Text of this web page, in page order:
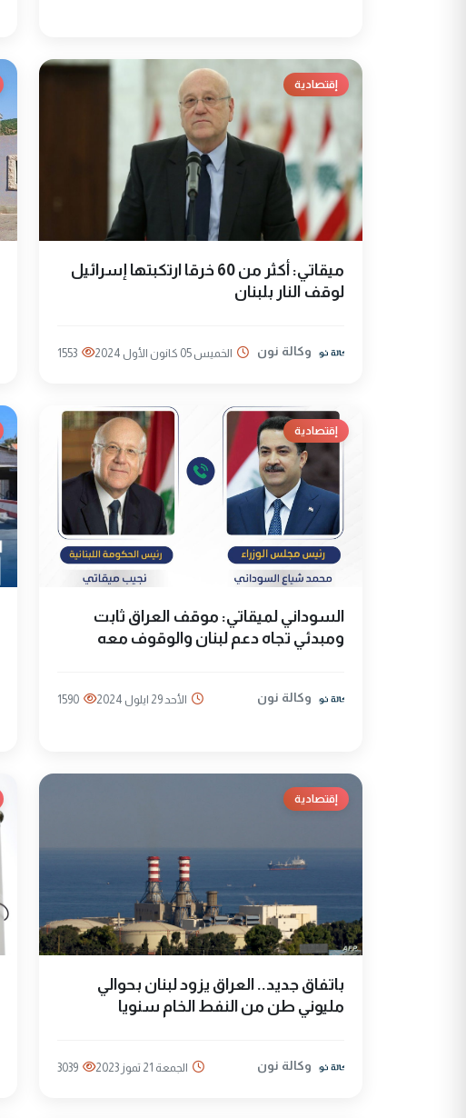
إقتصادية
ميقاتي: أكثر من 60 خرقا ارتكبتها إسرائيل
لوقف النار بلبنان
وكالة نون الخميس 05 كانون الأول 2024 1553
إقتصادية
السوداني لميقاتي: موقف العراق ثابت
ومبدئي تجاه دعم لبنان والوقوف معه
وكالة نون الأحد 29 ايلول 2024 1590
إقتصادية
باتفاق جديد.. العراق يزود لبنان بحوالي
مليوني طن من النفط الخام سنويا
وكالة نون الجمعة 21 تموز 2023 3039